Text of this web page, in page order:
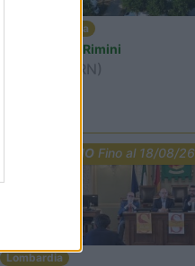
Emilia Romagna
Camper Park Rimini
(RN)
PROMO Fino al 18/08/26
Lombardia